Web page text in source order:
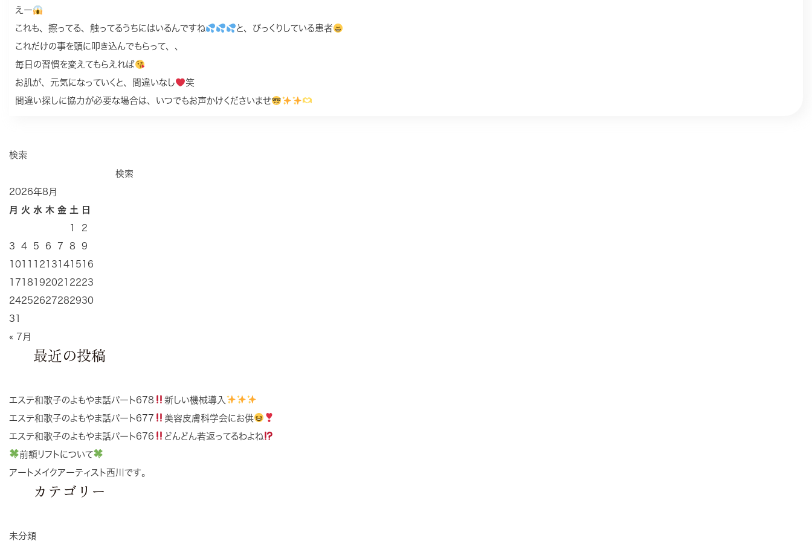
えー
これも、擦ってる、触ってるうちにはいるんですね
と、びっくりしている患者
これだけの事を頭に叩き込んでもらって、、
毎日の習慣を変えてもらえれば
お肌が、元気になっていくと、間違いなし
笑
間違い探しに協力が必要な場合は、いつでもお声かけくださいませ
検索
検索
2026年8月
月
火 水 木 金 土
日
2
3
4 5 6 7 8
9
10
12 13 14 15 16
17 18 192021 2223
24252627282930
31
« 7月
最近の投稿
エステ和歌子のよもやま話パート678
新しい機械導入
エステ和歌子のよもやま話パート677
美容皮膚科学会にお供
エステ和歌子のよもやま話パート676
どんどん若返ってるわよね
前額リフトについて
アートメイクアーティスト西川です。
カテゴリー
未分類